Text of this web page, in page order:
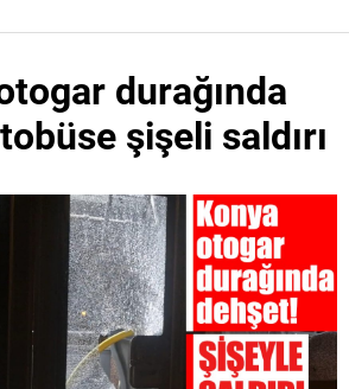
durağında
şişeli saldırı